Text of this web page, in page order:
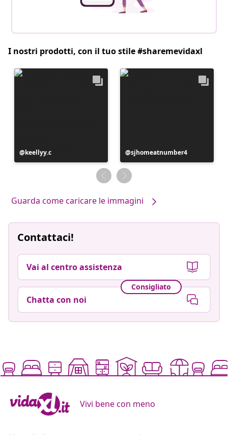
I nostri prodotti, con il tuo stile #sharemevidaxl
Post
pubblicato
keellyy.c
Post
pubblicato
da
sjhomeatnumber4
Guarda come caricare le immagini
Contattaci!
Vai al centro assistenza
Consigliato
Chatta con noi
Vivi bene con meno